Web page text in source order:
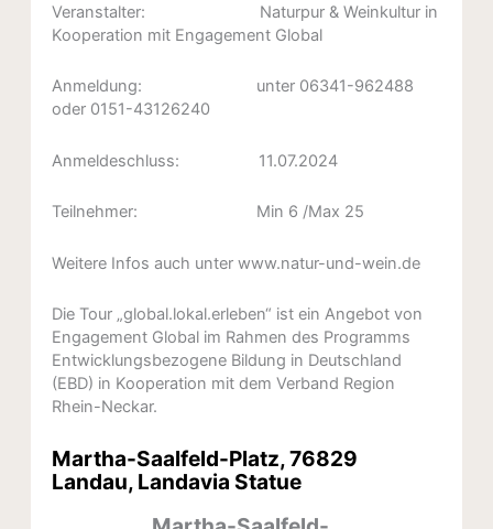
Veranstalter: Naturpur & Weinkultur in
Kooperation mit Engagement Global
Anmeldung: unter 06341-962488
oder 0151-43126240
Anmeldeschluss: 11.07.2024
Teilnehmer: Min 6 /Max 25
Weitere Infos auch unter www.natur-und-wein.de
Die Tour „global.lokal.erleben“ ist ein Angebot von
Engagement Global im Rahmen des Programms
Entwicklungsbezogene Bildung in Deutschland
(EBD) in Kooperation mit dem Verband Region
Rhein-Neckar.
Martha-Saalfeld-Platz, 76829
Landau, Landavia Statue